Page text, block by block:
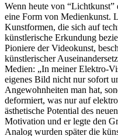
Wenn heute von “Lichtkunst”
eine Form von Medienkunst.
Kunstformen, die sich auf
künstlerische Erkundung
Pioniere der Videokunst,
künstlerischer
Medien: „In meiner Elektro-
eigenes Bild nicht nur sofort
Angewohnheiten man hat,
deformiert, was nur auf
ästhetische Potential des
Motivation und er legte den
Analog wurden später die